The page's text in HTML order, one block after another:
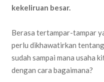
kekeliruan besar.
Berasa tertampar-tampar
perlu dikhawatirkan
sudah sampai mana usaha
dengan cara bagaimana?